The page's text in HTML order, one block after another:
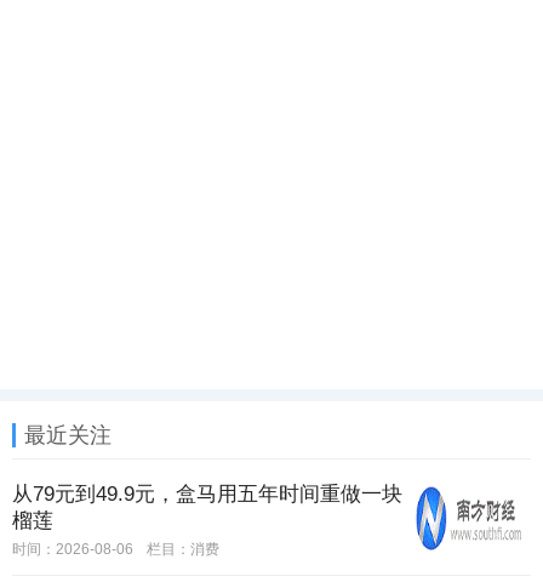
最近关注
从79元到49.9元，盒马用五年时间重做一块
榴莲
时间：2026-08-06 栏目： 消费